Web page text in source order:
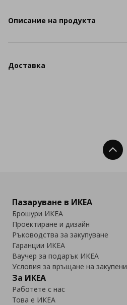
Описание на продукта
Доставка
Пазаруване в ИКЕА
Брошури ИКЕА
Проектиране и дизайн
Ръководства за закупуване
Гаранции ИКЕА
Ваучер за подарък ИКЕА
Условия за връщане на
За ИКЕА
Работете с нас
Това е ИКЕА